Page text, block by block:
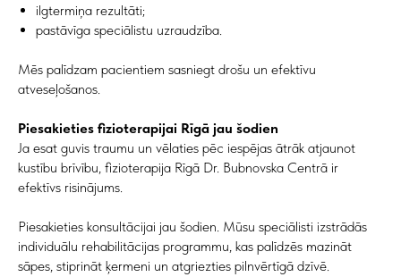
ilgtermiņa rezultāti;
pastāvīga speciālistu uzraudzība.
Mēs palīdzam pacientiem sasniegt drošu un efektīvu
atveseļošanos.
Piesakieties fizioterapijai Rīgā jau šodien
Ja esat guvis traumu un vēlaties pēc iespējas ātrāk atjaunot
kustību brīvību, fizioterapija Rīgā Dr. Bubnovska Centrā ir
efektīvs risinājums.
Piesakieties konsultācijai jau šodien. Mūsu speciālisti izstrādās
individuālu rehabilitācijas programmu, kas palīdzēs mazināt
sāpes, stiprināt ķermeni un atgriezties pilnvērtīgā dzīvē.